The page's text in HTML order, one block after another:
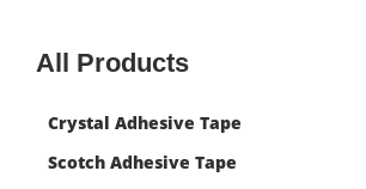
All Products
Crystal Adhesive Tape
Scotch Adhesive Tape